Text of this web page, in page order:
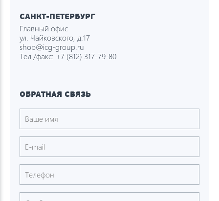
САНКТ-ПЕТЕРБУРГ
Главный офис
ул. Чайковского, д.17
shop@icg-group.ru
Тел./факс: +7 (812) 317-79-80
ОБРАТНАЯ СВЯЗЬ